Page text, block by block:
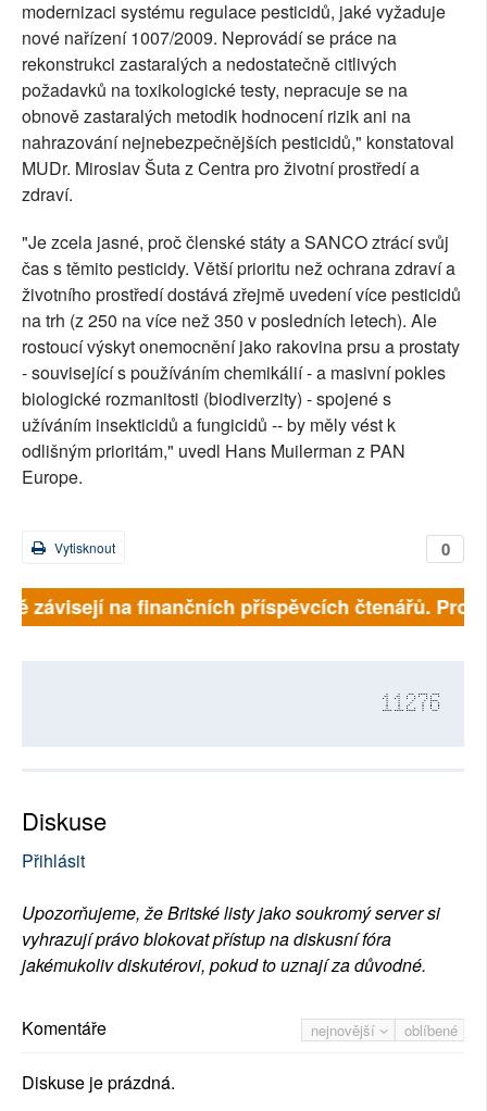
modernizaci systému regulace pesticidů, jaké vyžaduje
nové nařízení 1007/2009. Neprovádí se práce na
rekonstrukci zastaralých a nedostatečně citlivých
požadavků na toxikologické testy, nepracuje se na
obnově zastaralých metodik hodnocení rizik ani na
nahrazování nejnebezpečnějších pesticidů," konstatoval
MUDr. Miroslav Šuta z Centra pro životní prostředí a
zdraví.
"Je zcela jasné, proč členské státy a SANCO ztrácí svůj
čas s těmito pesticidy. Větší prioritu než ochrana zdraví a
životního prostředí dostává zřejmě uvedení více pesticidů
na trh (z 250 na více než 350 v posledních letech). Ale
rostoucí výskyt onemocnění jako rakovina prsu a prostaty
- související s používáním chemikálií - a masivní pokles
biologické rozmanitosti (biodiverzity) - spojené s
užíváním insekticidů a fungicidů -- by měly vést k
odlišným prioritám," uvedl Hans Muilerman z PAN
Europe.
0
Vytisknout
závisejí na finančních příspěvcích čtenářů.
11276
Diskuse
Přihlásit
Upozorňujeme, že Britské listy jako soukromý server si
vyhrazují právo blokovat přístup na diskusní fóra
jakémukoliv diskutérovi, pokud to uznají za důvodné.
nejnovější oblíbené
Komentáře
Diskuse je prázdná.